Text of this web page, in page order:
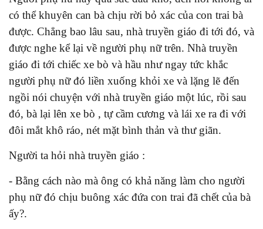
có thể khuyên can bà chịu rời bỏ xác của con trai bà
được. Chẳng bao lâu sau, nhà truyền giáo đi tới đó, và
được nghe kể lại về người phụ nữ trên. Nhà truyền
giáo đi tới chiếc xe bò và hầu như ngay tức khắc
người phụ nữ đó liền xuống khỏi xe và lặng lẽ đến
ngồi nói chuyện với nhà truyền giáo một lúc, rồi sau
đó, bà lại lên xe bò , tự cầm cương và lái xe ra đi với
đôi mắt khô ráo, nét mặt bình thản và thư giãn.
Người ta hỏi nhà truyền giáo :
- Bằng cách nào mà ông có khả năng làm cho người
phụ nữ đó chịu buông xác đứa con trai đã chết của bà
ấy?.